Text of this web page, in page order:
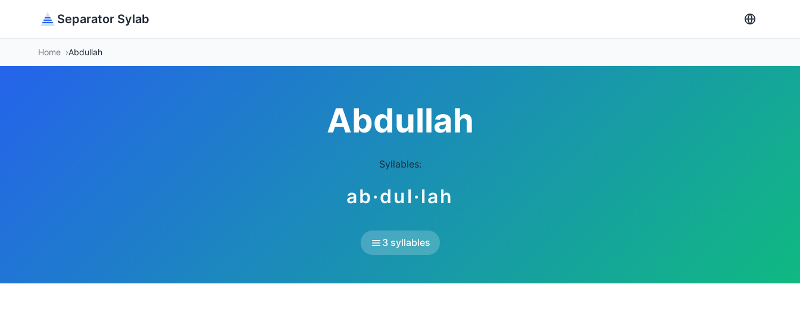
Separator Sylab
Home Abdullah
Abdullah
Syllables:
ab·dul·lah
3 syllables